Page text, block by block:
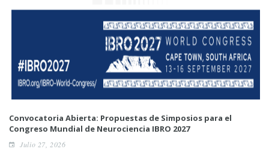
Convocatoria Abierta: Propuestas de Simposios para el
Congreso Mundial de Neurociencia IBRO 2027
Julio 27, 2026